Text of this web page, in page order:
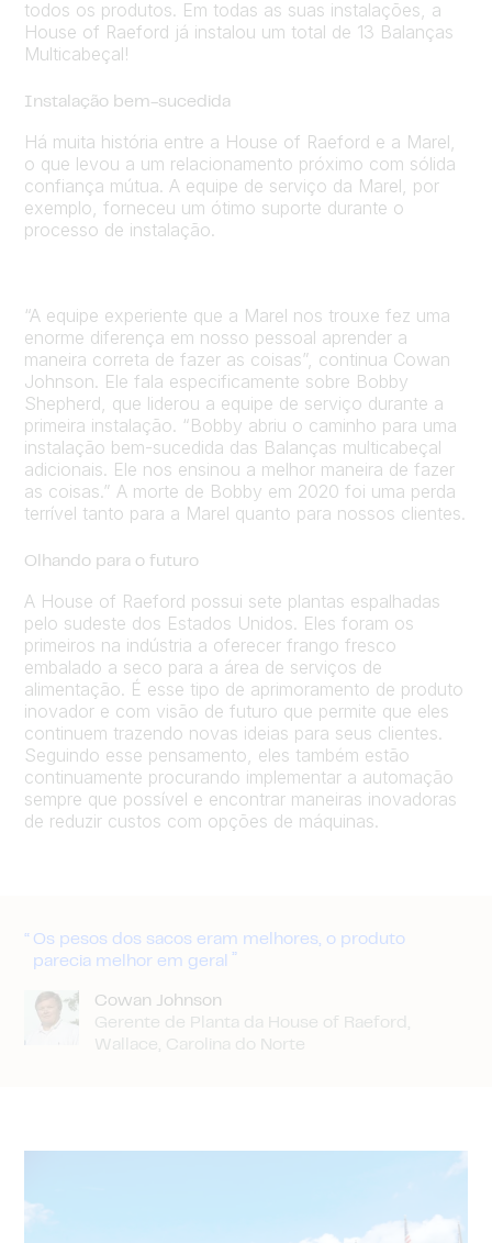
todos os produtos. Em todas as suas instalações, a
House of Raeford já instalou um total de 13 Balanças
Multicabeçal!
Instalação bem-sucedida
Há muita história entre a House of Raeford e a Marel,
o que levou a um relacionamento próximo com sólida
confiança mútua. A equipe de serviço da Marel, por
exemplo, forneceu um ótimo suporte durante o
processo de instalação.
“A equipe experiente que a Marel nos trouxe fez uma
enorme diferença em nosso pessoal aprender a
maneira correta de fazer as coisas”, continua Cowan
Johnson. Ele fala especificamente sobre Bobby
Shepherd, que liderou a equipe de serviço durante a
primeira instalação. “Bobby abriu o caminho para uma
instalação bem-sucedida das Balanças multicabeçal
adicionais. Ele nos ensinou a melhor maneira de fazer
as coisas.” A morte de Bobby em 2020 foi uma perda
terrível tanto para a Marel quanto para nossos clientes.
Olhando para o futuro
A House of Raeford possui sete plantas espalhadas
pelo sudeste dos Estados Unidos. Eles foram os
primeiros na indústria a oferecer frango fresco
embalado a seco para a área de serviços de
alimentação. É esse tipo de aprimoramento de produto
inovador e com visão de futuro que permite que eles
continuem trazendo novas ideias para seus clientes.
Seguindo esse pensamento, eles também estão
continuamente procurando implementar a automação
sempre que possível e encontrar maneiras inovadoras
de reduzir custos com opções de máquinas.
Os pesos dos sacos eram melhores, o produto
parecia melhor em geral
Cowan Johnson
Gerente de Planta da House of Raeford,
Wallace, Carolina do Norte